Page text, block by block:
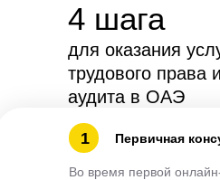
для оказания
трудового права
аудита в ОАЭ
4 шага
Первичная
Во время первой
1